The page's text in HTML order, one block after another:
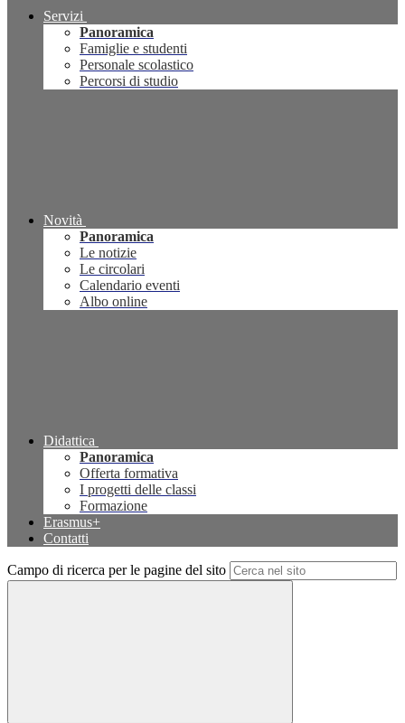
Servizi
Panoramica
Famiglie e studenti
Personale scolastico
Percorsi di studio
Novità
Panoramica
Le notizie
Le circolari
Calendario eventi
Albo online
Didattica
Panoramica
Offerta formativa
I progetti delle classi
Formazione
Erasmus+
Contatti
Campo di ricerca per le pagine del sito